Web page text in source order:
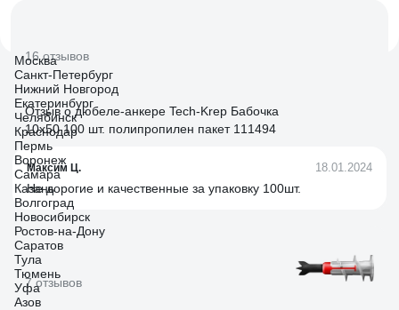
16 отзывов
Отзыв о дюбеле-анкере Tech-Krep Бабочка
10х50 100 шт. полипропилен пакет 111494
Максим Ц. 18.01.2024
Не дорогие и качественные за упаковку 100шт.
7 отзывов
Москва
Санкт-Петербург
Нижний Новгород
Екатеринбург
Челябинск
Краснодар
Пермь
Воронеж
Самара
Казань
Волгоград
Новосибирск
Ростов-на-Дону
Саратов
Тула
Тюмень
Уфа
Азов